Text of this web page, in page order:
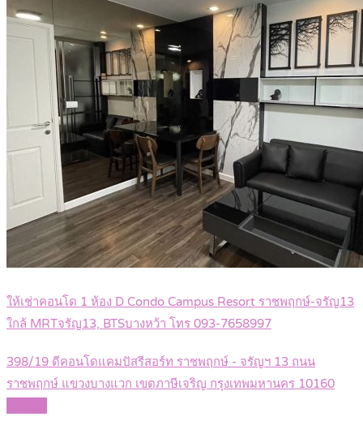
ให้เช่าคอนโด 1 ห้อง D Condo Campus Resort ราชพฤกษ์-จรัญ13
ใกล้ MRTจรัญ13, BTSบางหว้า โทร 093-7658997
398/19 ดีคอนโดแคมปัสรีสอร์ท ราชพฤกษ์ - จรัญฯ 13 ถนน
ราชพฤกษ์ แขวงบางแวก เขตภาษีเจริญ กรุงเทพมหานคร 10160